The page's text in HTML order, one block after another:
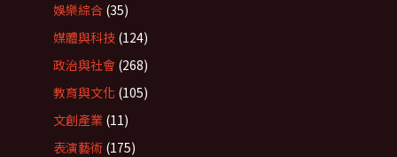
娛樂綜合 (35)
媒體與科技 (124)
政治與社會 (268)
教育與文化 (105)
文創產業 (11)
表演藝術 (175)